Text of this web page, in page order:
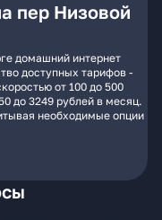
пер Низовой
домашний интернет
доступных тарифов -
от 100 до 500
до 3249 рублей в месяц.
необходимые опции